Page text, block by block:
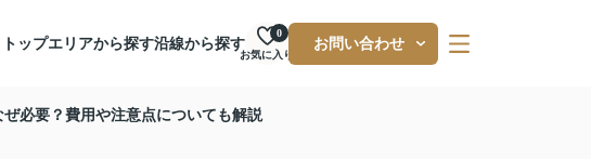
トップエリアから探す沿線から探す
お気に入り
0
お問い合わせ
必要？費用や注意点についても解説